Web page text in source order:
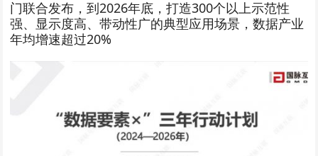
门联合发布，到2026年底，打造300个以上示范性
强、显示度高、带动性广的典型应用场景，数据产业
年均增速超过20%